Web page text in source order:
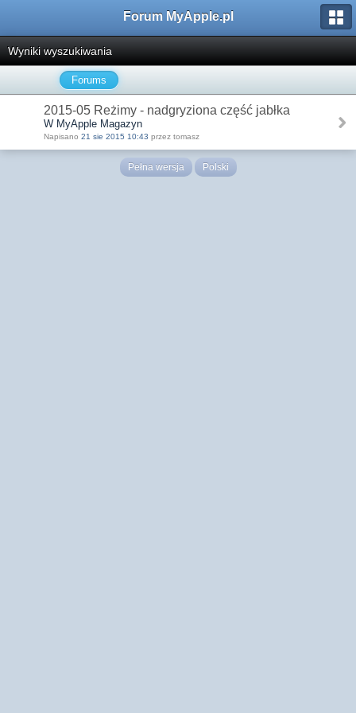
Forum MyApple.pl
Wyniki wyszukiwania
Forums
2015-05 Reżimy - nadgryziona część jabłka
W MyApple Magazyn
Napisano 21 sie 2015 10:43 przez tomasz
Pełna wersja Polski